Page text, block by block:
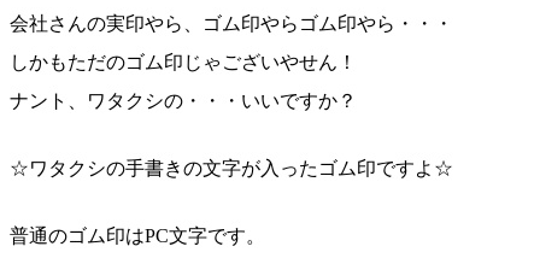
会社さんの実印やら、ゴム印やらゴム印やら・・・
しかもただのゴム印じゃございやせん！
ナント、ワタクシの・・・いいですか？
☆ワタクシの手書きの文字が入ったゴム印ですよ☆
普通のゴム印はPC文字です。